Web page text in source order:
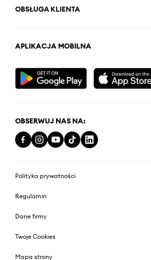
OBSŁUGA KLIENTA
APLIKACJA MOBILNA
OBSERWUJ NAS NA:
Polityka prywatności
Regulamin
Dane firmy
Twoje Cookies
Mapa strony